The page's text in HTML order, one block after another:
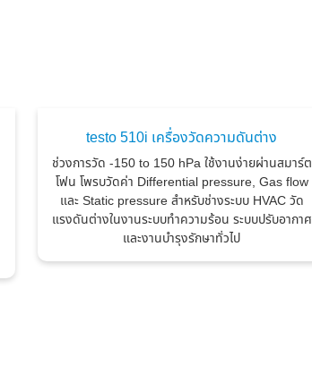
testo 510i เครื่องวัดความดันต่าง
ช่วงการวัด -150 to 150 hPa ใช้งานง่ายผ่านสมาร์ต
โฟน โพรบวัดค่า Differential pressure, Gas flow
และ Static pressure สำหรับช่างระบบ HVAC วัด
แรงดันต่างในงานระบบทำความร้อน ระบบปรับอากาศ
และงานบำรุงรักษาทั่วไป